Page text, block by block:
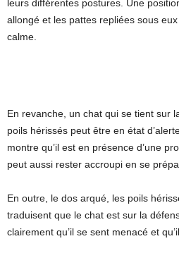
leurs différentes postures. Une
allongé et les pattes repliées sous
calme.
En revanche, un chat qui se tient sur
poils hérissés peut être en état
montre qu’il est en présence d’une
peut aussi rester accroupi en se
En outre, le dos arqué, les poils
traduisent que le chat est sur la
clairement qu’il se sent menacé et